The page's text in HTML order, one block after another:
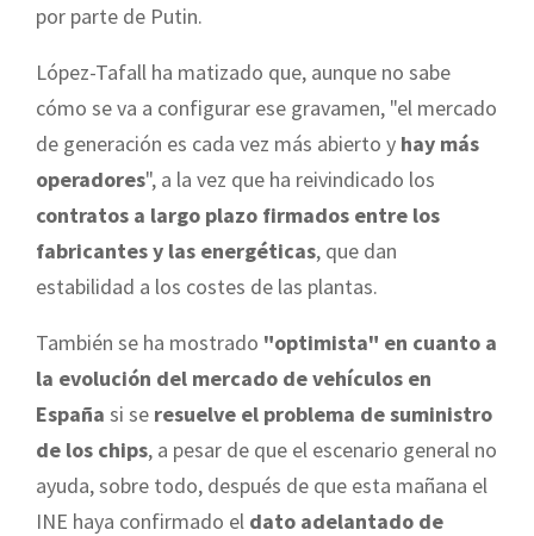
por parte de Putin.
López-Tafall ha matizado que, aunque no sabe
cómo se va a configurar ese gravamen, "el mercado
de generación es cada vez más abierto y hay más
operadores", a la vez que ha reivindicado los
contratos a largo plazo firmados entre los
fabricantes y las energéticas, que dan
estabilidad a los costes de las plantas.
También se ha mostrado "optimista" en cuanto a
la evolución del mercado de vehículos en
España si se resuelve el problema de suministro
de los chips, a pesar de que el escenario general no
ayuda, sobre todo, después de que esta mañana el
INE haya confirmado el dato adelantado de